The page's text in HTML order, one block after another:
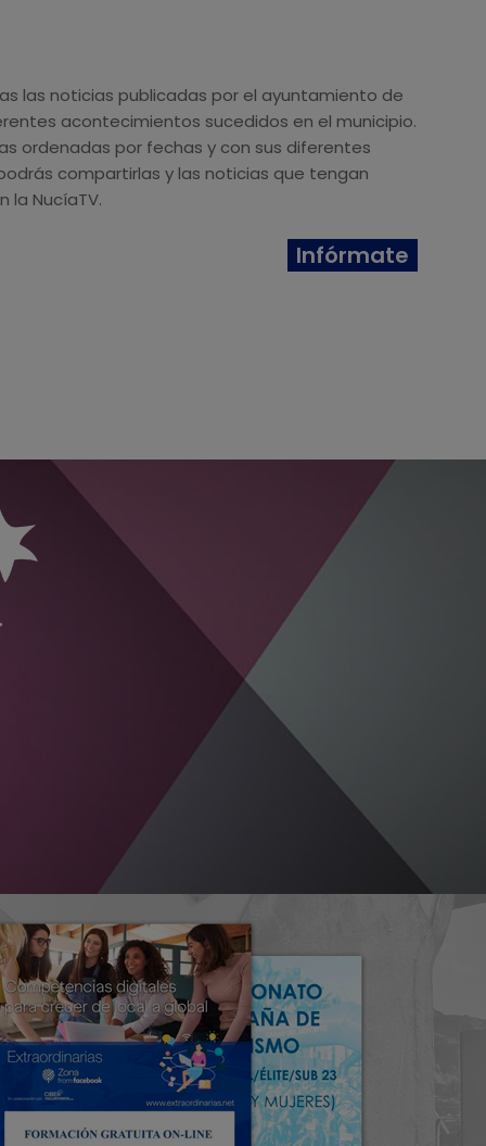
las noticias publicadas por el ayuntamiento de
acontecimientos sucedidos en el municipio.
ordenadas por fechas y con sus diferentes
compartirlas y las noticias que tengan
la NucíaTV.
Infórmate